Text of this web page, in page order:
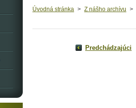
Úvodná stránka > Z nášho archívu >
Predchádzajúci